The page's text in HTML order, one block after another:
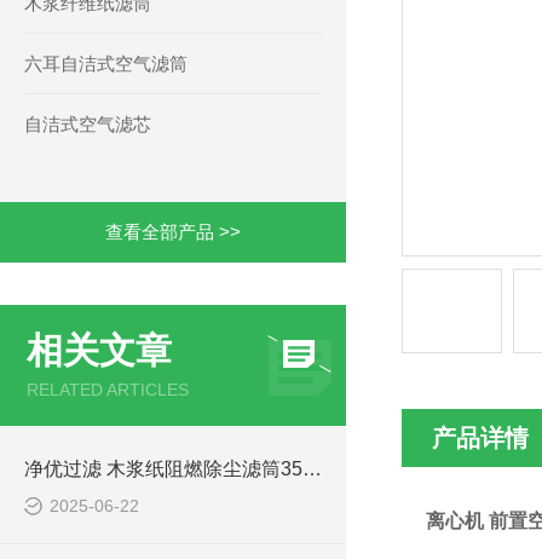
六耳自洁式空气滤筒
自洁式空气滤芯
查看全部产品 >>
相关文章
RELATED ARTICLES
净优过滤 木浆纸阻燃除尘滤筒3566效率
2025-06-22
产品详情
离心机 前置